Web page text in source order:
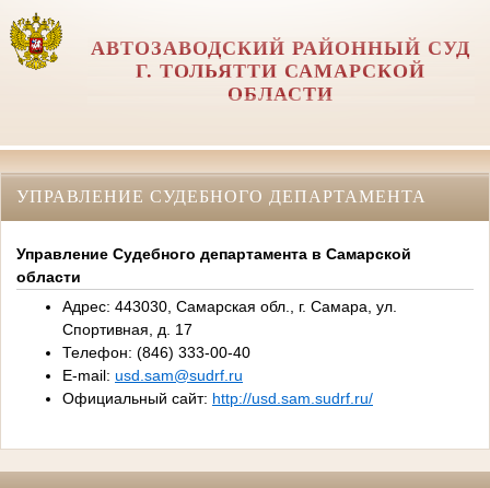
АВТОЗАВОДСКИЙ РАЙОННЫЙ СУД
Г. ТОЛЬЯТТИ САМАРСКОЙ
ОБЛАСТИ
УПРАВЛЕНИЕ СУДЕБНОГО ДЕПАРТАМЕНТА
Управление Судебного департамента в Самарской
области
Адрес: 443030, Самарская обл., г. Самара, ул.
Спортивная, д. 17
Телефон: (846) 333-00-40
E-mail: usd.sam@sudrf.ru
Официальный сайт: http://usd.sam.sudrf.ru/